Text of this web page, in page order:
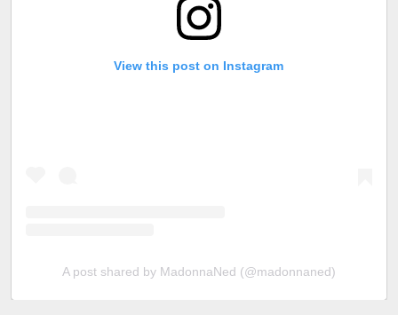
View this post on Instagram
A post shared by MadonnaNed (@madonnaned)